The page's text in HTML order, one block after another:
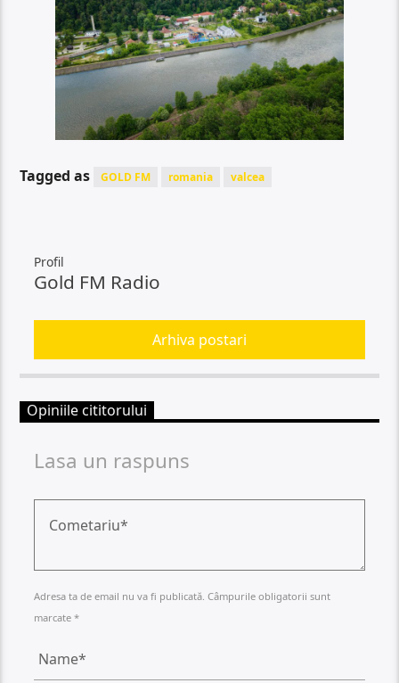
Tagged as GOLD FM romania valcea
Profil
Gold FM Radio
Arhiva postari
Opiniile cititorului
Lasa un raspuns
Adresa ta de email nu va fi publicată. Câmpurile obligatorii sunt
marcate *